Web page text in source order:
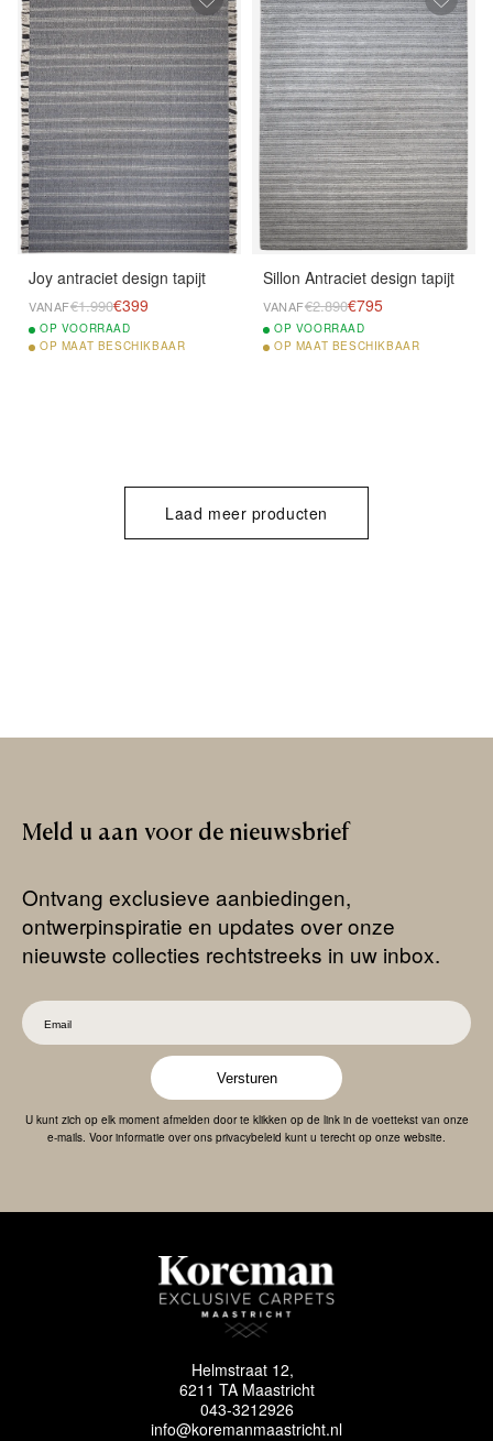
Joy antraciet design tapijt
VANAF€1.990€399
OP VOORRAAD
OP MAAT BESCHIKBAAR
Sillon Antraciet design tapijt
VANAF€2.890€795
OP VOORRAAD
OP MAAT BESCHIKBAAR
Laad meer producten
Meld u aan voor de nieuwsbrief
Ontvang exclusieve aanbiedingen,
ontwerpinspiratie en updates over onze
nieuwste collecties rechtstreeks in uw inbox.
Versturen
U kunt zich op elk moment afmelden door te klikken op de link in de voettekst van onze
e-mails. Voor informatie over ons privacybeleid kunt u terecht op onze website.
Helmstraat 12,
6211 TA Maastricht
043-3212926
info@koremanmaastricht.nl